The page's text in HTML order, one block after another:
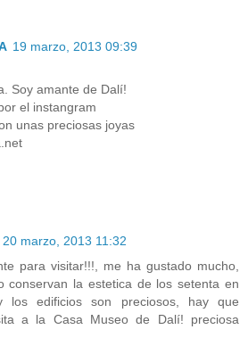
19 marzo, 2013 09:39
Soy amante de Dalí!
el instangram
unas preciosas joyas
20 marzo, 2013 11:32
para visitar!!!, me ha gustado mucho,
conservan la estetica de los setenta en
los edificios son preciosos, hay que
a la Casa Museo de Dalí! preciosa